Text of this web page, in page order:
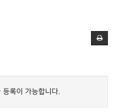
등록이 가능합니다.